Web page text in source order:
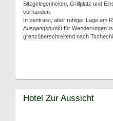
Sitzgelegenheiten, Grillplatz und
vorhanden.
In zentraler, aber ruhiger Lage am
Ausgangspunkt für Wanderungen
grenzüberschreitend nach
Hotel Zur Aussicht